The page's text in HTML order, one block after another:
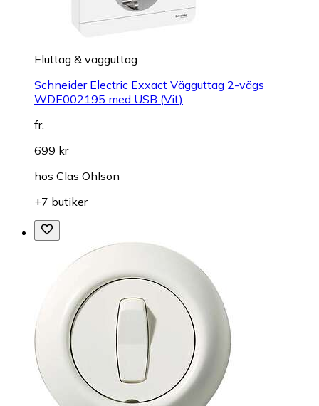
Eluttag & vägguttag
Schneider Electric Exxact Vägguttag 2-vägs
WDE002195 med USB (Vit)
fr.
699 kr
hos Clas Ohlson
+7 butiker